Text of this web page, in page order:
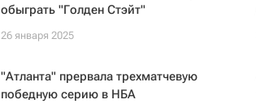
обыграть "Голден Стэйт"
26 января 2025
"Атланта" прервала трехматчевую
победную серию в НБА